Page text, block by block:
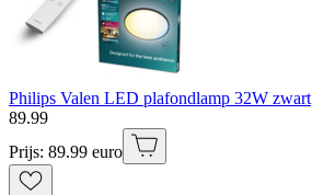
Philips Valen LED plafondlamp 32W zwart
89.99
Prijs: 89.99 euro